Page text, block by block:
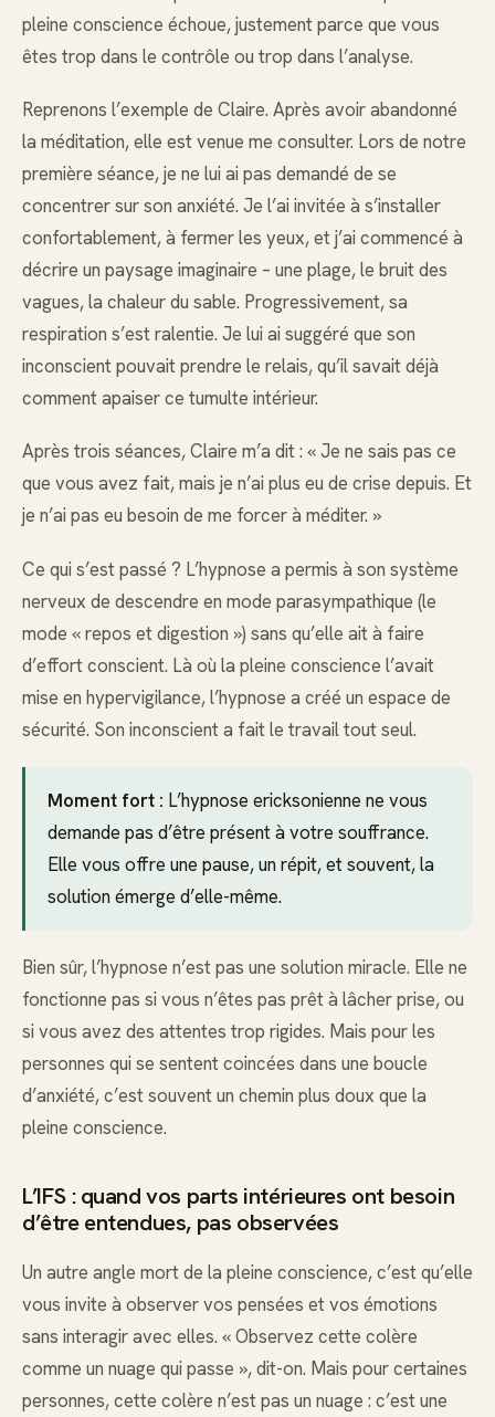
pleine conscience échoue, justement parce que vous
êtes trop dans le contrôle ou trop dans l’analyse.
Reprenons l’exemple de Claire. Après avoir abandonné
la méditation, elle est venue me consulter. Lors de notre
première séance, je ne lui ai pas demandé de se
concentrer sur son anxiété. Je l’ai invitée à s’installer
confortablement, à fermer les yeux, et j’ai commencé à
décrire un paysage imaginaire – une plage, le bruit des
vagues, la chaleur du sable. Progressivement, sa
respiration s’est ralentie. Je lui ai suggéré que son
inconscient pouvait prendre le relais, qu’il savait déjà
comment apaiser ce tumulte intérieur.
Après trois séances, Claire m’a dit : « Je ne sais pas ce
que vous avez fait, mais je n’ai plus eu de crise depuis. Et
je n’ai pas eu besoin de me forcer à méditer. »
Ce qui s’est passé ? L’hypnose a permis à son système
nerveux de descendre en mode parasympathique (le
mode « repos et digestion ») sans qu’elle ait à faire
d’effort conscient. Là où la pleine conscience l’avait
mise en hypervigilance, l’hypnose a créé un espace de
sécurité. Son inconscient a fait le travail tout seul.
Moment fort : L’hypnose ericksonienne ne vous
demande pas d’être présent à votre souffrance.
Elle vous offre une pause, un répit, et souvent, la
solution émerge d’elle-même.
Bien sûr, l’hypnose n’est pas une solution miracle. Elle ne
fonctionne pas si vous n’êtes pas prêt à lâcher prise, ou
si vous avez des attentes trop rigides. Mais pour les
personnes qui se sentent coincées dans une boucle
d’anxiété, c’est souvent un chemin plus doux que la
pleine conscience.
L’IFS : quand vos parts intérieures ont besoin
d’être entendues, pas observées
Un autre angle mort de la pleine conscience, c’est qu’elle
vous invite à observer vos pensées et vos émotions
sans interagir avec elles. « Observez cette colère
comme un nuage qui passe », dit-on. Mais pour certaines
personnes, cette colère n’est pas un nuage : c’est une